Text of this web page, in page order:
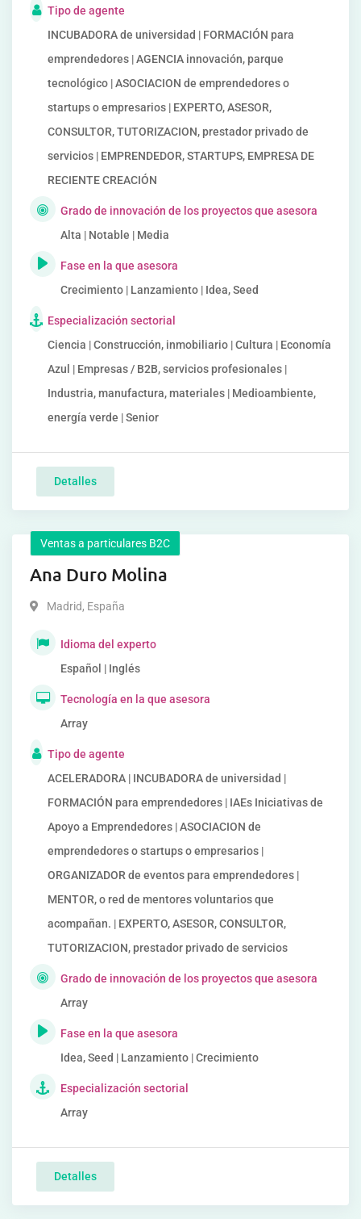
Tipo de agente
INCUBADORA de universidad | FORMACIÓN para
emprendedores | AGENCIA innovación, parque
tecnológico | ASOCIACION de emprendedores o
startups o empresarios | EXPERTO, ASESOR,
CONSULTOR, TUTORIZACION, prestador privado de
servicios | EMPRENDEDOR, STARTUPS, EMPRESA DE
RECIENTE CREACIÓN
Grado de innovación de los proyectos que asesora
Alta | Notable | Media
Fase en la que asesora
Crecimiento | Lanzamiento | Idea, Seed
Especialización sectorial
Ciencia | Construcción, inmobiliario | Cultura | Economía
Azul | Empresas / B2B, servicios profesionales |
Industria, manufactura, materiales | Medioambiente,
energía verde | Senior
Detalles
Ventas a particulares B2C
Ana Duro Molina
Madrid, España
Idioma del experto
Español | Inglés
Tecnología en la que asesora
Array
Tipo de agente
ACELERADORA | INCUBADORA de universidad |
FORMACIÓN para emprendedores | IAEs Iniciativas de
Apoyo a Emprendedores | ASOCIACION de
emprendedores o startups o empresarios |
ORGANIZADOR de eventos para emprendedores |
MENTOR, o red de mentores voluntarios que
acompañan. | EXPERTO, ASESOR, CONSULTOR,
TUTORIZACION, prestador privado de servicios
Grado de innovación de los proyectos que asesora
Array
Fase en la que asesora
Idea, Seed | Lanzamiento | Crecimiento
Especialización sectorial
Array
Detalles